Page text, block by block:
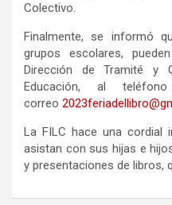
Colectivo.
Finalmente, se informó
grupos escolares,
Dirección de Tramité y
Educación, al
correo
La FILC hace una cordial
asistan con sus hijas e
y presentaciones de libros,